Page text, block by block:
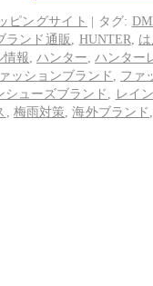
ピングサイト | タグ:
ランド通販 HUNTER
情報 ハンター ハンター
ッションブランド
ファ
シューズブランド
レイ
梅雨対策 ,海外ブランド